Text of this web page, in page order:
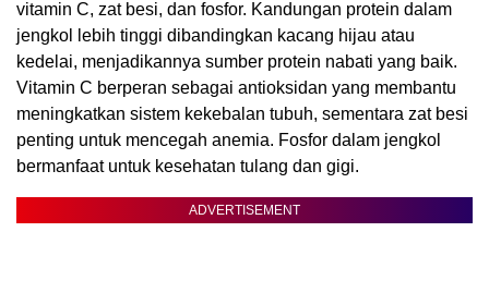
vitamin C, zat besi, dan fosfor. Kandungan protein dalam
jengkol lebih tinggi dibandingkan kacang hijau atau
kedelai, menjadikannya sumber protein nabati yang baik.
Vitamin C berperan sebagai antioksidan yang membantu
meningkatkan sistem kekebalan tubuh, sementara zat besi
penting untuk mencegah anemia. Fosfor dalam jengkol
bermanfaat untuk kesehatan tulang dan gigi.
ADVERTISEMENT